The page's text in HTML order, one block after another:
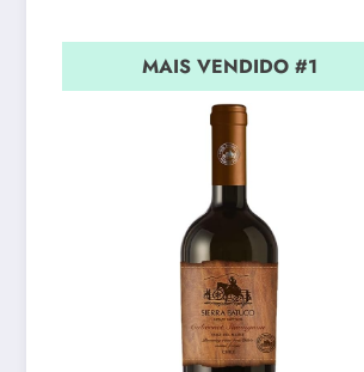
MAIS VENDIDO #1